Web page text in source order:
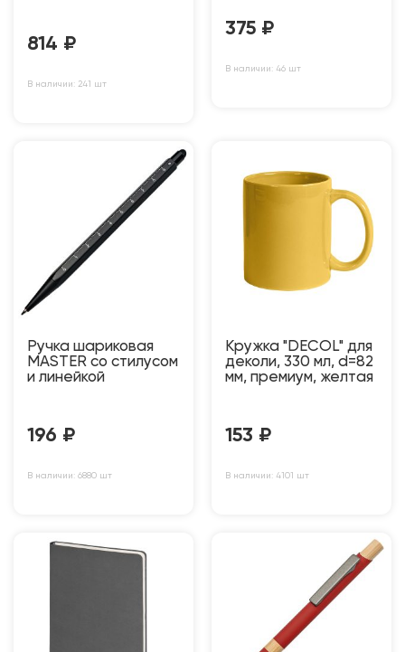
814 ₽
В наличии: 241 шт
375 ₽
В наличии: 46 шт
Ручка шариковая
MASTER со стилусом
и линейкой
196 ₽
В наличии: 6880 шт
Кружка "DECOL" для
деколи, 330 мл, d=82
мм, премиум, желтая
153 ₽
В наличии: 4101 шт